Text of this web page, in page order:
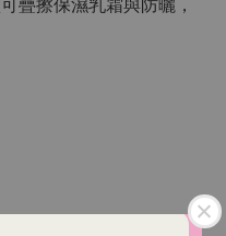
疊擦保濕乳霜與防曬，